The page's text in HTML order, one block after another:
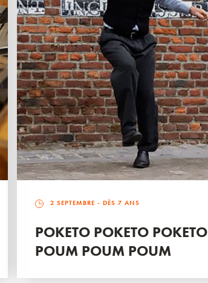
2 SEPTEMBRE - DÈS 7 ANS
POKETO POKETO POKETO
POUM POUM POUM